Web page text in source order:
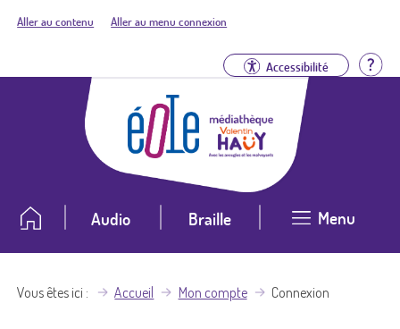
Aller au contenu Aller au menu connexion
Accessibilité
Audio Braille Menu
Vous êtes ici Accueil Mon compte Connexion